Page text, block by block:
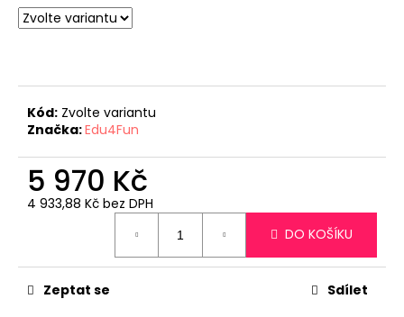
Kód: Zvolte variantu
Značka:Edu4Fun
5 970 Kč
4 933,88 Kč bez DPH
DO KOŠÍKU
Zeptat se Sdílet
o
e
m
Kč